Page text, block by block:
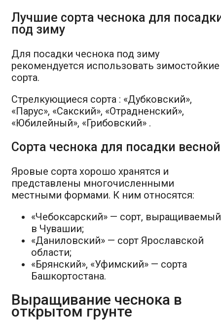
Лучшие сорта чеснока для
под зиму
Для посадки чеснока под зиму
рекомендуется использовать зимостойкие
сорта.
Стрелкующиеся сорта : «Дубковский»,
«Парус», «Сакский», «Отрадненский»,
«Юбилейный», «Грибовский» .
Сорта чеснока для посадки весной
Яровые сорта хорошо хранятся и
представлены многочисленными
местными формами. К ним относятся:
«Чебоксарский» — сорт, выращиваемый
в Чувашии;
«Даниловский» — сорт Ярославской
области;
«Брянский», «Уфимский» — сорта
Башкортостана.
Выращивание чеснока в
открытом грунте